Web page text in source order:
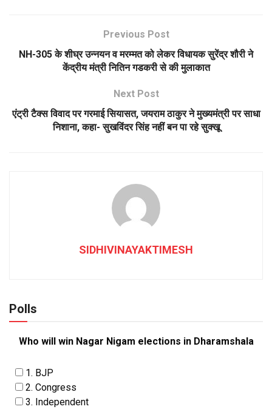
Previous Post
NH-305 के शीघ्र उन्नयन व मरम्मत को लेकर विधायक सुरेंद्र शौरी ने
केंद्रीय मंत्री नितिन गडकरी से की मुलाकात
Next Post
एंट्री टैक्स विवाद पर गरमाई सियासत, जयराम ठाकुर ने मुख्यमंत्री पर साधा
निशाना, कहा- सुखविंदर सिंह नहीं बन पा रहे सुक्खू
SIDHIVINAYAKTIMESH
Polls
Who will win Nagar Nigam elections in Dharamshala
1. BJP
2. Congress
3. Independent